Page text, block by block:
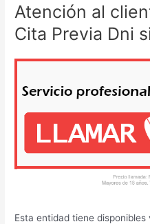
Atención al
Cita Previa Dni
Esta entidad tiene disponibles